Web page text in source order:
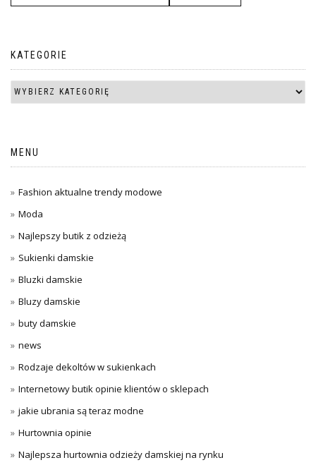
KATEGORIE
MENU
Fashion aktualne trendy modowe
Moda
Najlepszy butik z odzieżą
Sukienki damskie
Bluzki damskie
Bluzy damskie
buty damskie
news
Rodzaje dekoltów w sukienkach
Internetowy butik opinie klientów o sklepach
jakie ubrania są teraz modne
Hurtownia opinie
Najlepsza hurtownia odzieży damskiej na rynku